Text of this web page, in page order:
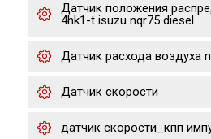
Датчик положения
4hk1-t isuzu nqr75 diesel
Датчик расхода воздуха
Датчик скорости
датчик скорости_кпп